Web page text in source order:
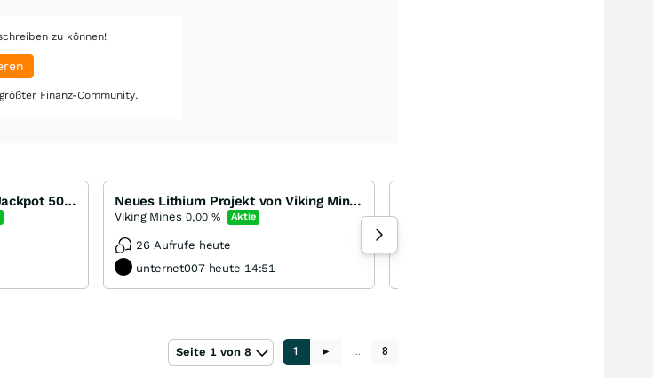
zu können!
Finanz-Community.
RML Resolution Minerals, Jackpot 500 Meter neben der grossen Pogo Mine in Alaska? Neues Lithium Projekt von Viking Mines Ltd.
Viking Mines 0,00 % Aktie
26 Aufrufe heute
unternet007 heute 14:51
1 ► … 8
Seite 1 von 8